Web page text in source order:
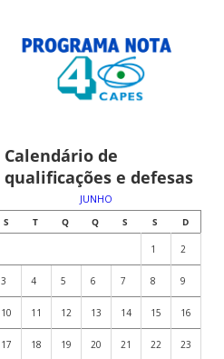
Calendário de
qualificações e defesas
JUNHO
S
T Q Q S S D
1 2
3 4 5 6 7 8 9
10 11 12 13 14 15 16
17 18 19 20 21 22 23